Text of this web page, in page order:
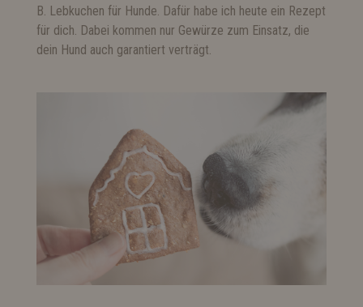
B. Lebkuchen für Hunde. Dafür habe ich heute ein Rezept
für dich. Dabei kommen nur Gewürze zum Einsatz, die
dein Hund auch garantiert verträgt.